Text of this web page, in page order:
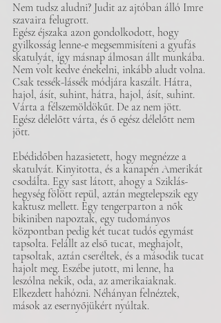
Nem tudsz aludni? Judit az ajtóban álló Imre
szavaira felugrott.
Egész éjszaka azon gondolkodott, hogy
gyilkosság lenne-e megsemmisíteni a gyufás
skatulyát, így másnap álmosan állt munkába.
Nem volt kedve énekelni, inkább aludt volna.
Csak tessék-lássék módjára kaszált. Hátra,
hajol, ásít, suhint, hátra, hajol, ásít, suhint.
Várta a félszemöldökűt. De az nem jött.
Egész délelőtt várta, és ő egész délelőtt nem
jött.
Ebédidőben hazasietett, hogy megnézze a
skatulyát. Kinyitotta, és a kanapén Amerikát
csodálta. Egy sast látott, ahogy a Sziklás-
hegység fölött repül, aztán megtelepszik egy
kaktusz mellett. Egy tengerparton a nők
bikiniben napoztak, egy tudományos
központban pedig két tucat tudós egymást
tapsolta. Felállt az első tucat, meghajolt,
tapsoltak, aztán cseréltek, és a második tucat
hajolt meg. Eszébe jutott, mi lenne, ha
leszólna nekik, oda, az amerikaiaknak.
Elkezdett hahózni. Néhányan felnéztek,
mások az esernyőjükért nyúltak.